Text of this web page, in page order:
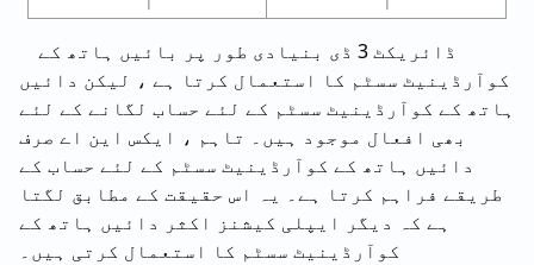
ڈائریکٹ 3 ڈی بنیادی طور پر بائیں ہاتھ کے
کوآرڈینیٹ سسٹم کا استعمال کرتا ہے ، لیکن دائیں
ہاتھ کے کوآرڈینیٹ سسٹم کے لئے حساب لگانے کے لئے
بھی افعال موجود ہیں۔ تاہم ، ایکس این اے صرف
دائیں ہاتھ کے کوآرڈینیٹ سسٹم کے لئے حساب کے
طریقے فراہم کرتا ہے۔ یہ اس حقیقت کے مطابق لگتا
ہے کہ دیگر ایپلی کیشنز اکثر دائیں ہاتھ کے
کوآرڈینیٹ سسٹم کا استعمال کرتی ہیں۔